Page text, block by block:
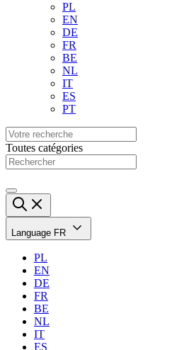
PL
EN
DE
FR
BE
NL
IT
ES
PT
Toutes catégories
Language FR
PL
EN
DE
FR
BE
NL
IT
ES